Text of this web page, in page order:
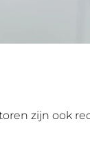
zijn ook